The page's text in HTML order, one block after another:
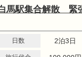
馬駅集合解散 緊
日数 2泊3日